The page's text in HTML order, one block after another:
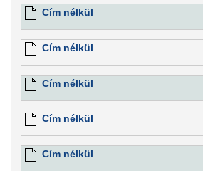
Cím nélkül
Cím nélkül
Cím nélkül
Cím nélkül
Cím nélkül